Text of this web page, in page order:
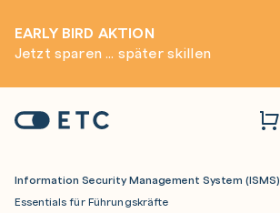
EARLY BIRD AKTION
Jetzt sparen ... später skillen
Startseite: ETC
Information Security Management System (ISMS)
Essentials für Führungskräfte